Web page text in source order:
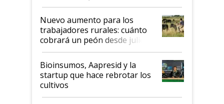
Nuevo aumento para los
trabajadores rurales: cuánto
cobrará un peón desde julio
Bioinsumos, Aapresid y la
startup que hace rebrotar los
cultivos